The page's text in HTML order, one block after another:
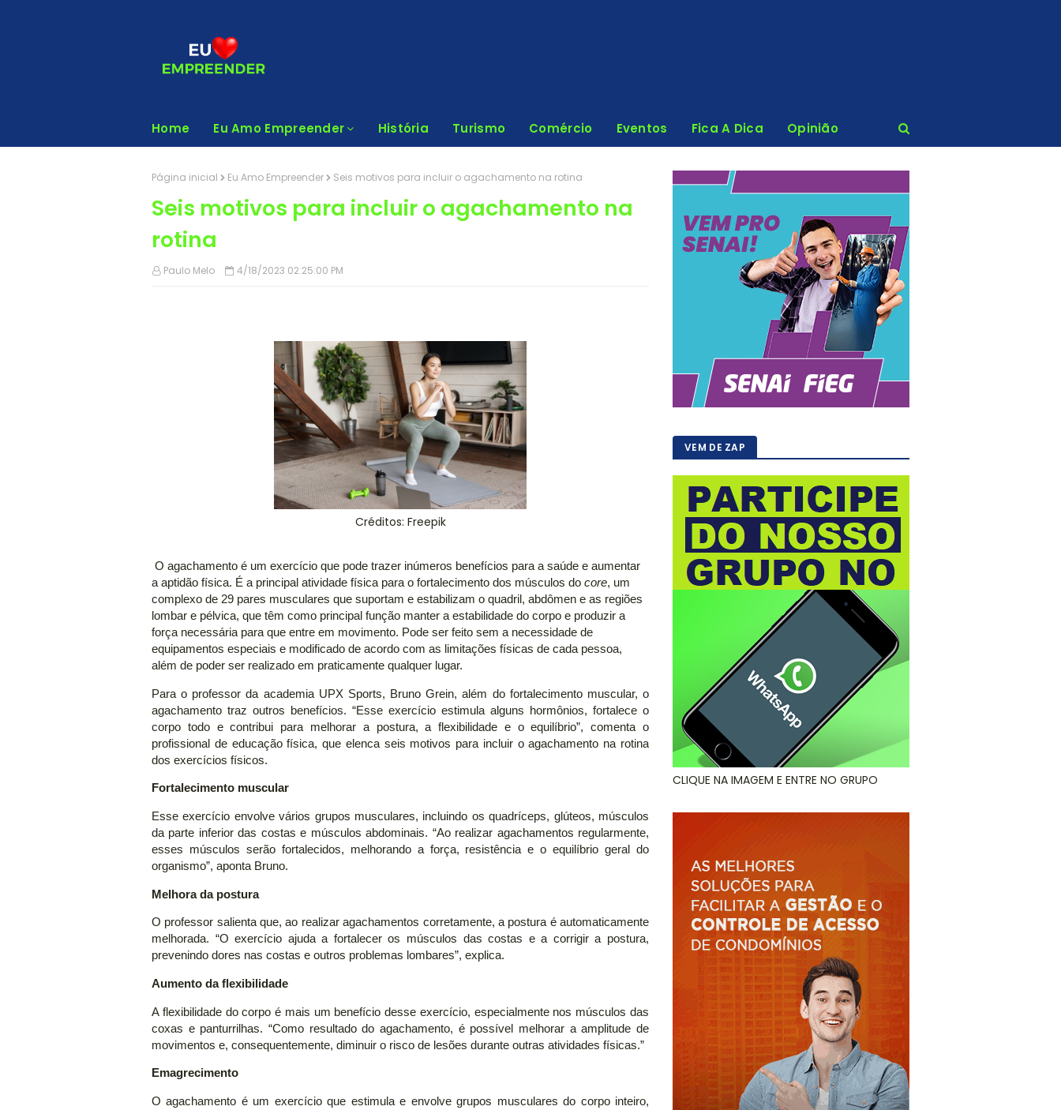
Home Eu Amo Empreender História Turismo Comércio Eventos Fica A Dica Opinião
Página inicial Eu Amo Empreender Seis motivos para incluir o agachamento na rotina
Seis motivos para incluir o agachamento na
rotina
Paulo Melo 4/18/2023 02:25:00 PM
Créditos: Freepik
O agachamento é um exercício que pode trazer inúmeros benefícios para a saúde e aumentar
a aptidão física. É a principal atividade física para o fortalecimento dos músculos do core, um
complexo de 29 pares musculares que suportam e estabilizam o quadril, abdômen e as regiões
lombar e pélvica, que têm como principal função manter a estabilidade do corpo e produzir a
força necessária para que entre em movimento. Pode ser feito sem a necessidade de
equipamentos especiais e modificado de acordo com as limitações físicas de cada pessoa,
além de poder ser realizado em praticamente qualquer lugar.
Para o professor da academia UPX Sports, Bruno Grein, além do fortalecimento muscular, o
agachamento traz outros benefícios. “Esse exercício estimula alguns hormônios, fortalece o
corpo todo e contribui para melhorar a postura, a flexibilidade e o equilíbrio”, comenta o
profissional de educação física, que elenca seis motivos para incluir o agachamento na rotina
dos exercícios físicos.
Fortalecimento muscular
Esse exercício envolve vários grupos musculares, incluindo os quadríceps, glúteos, músculos
da parte inferior das costas e músculos abdominais. “Ao realizar agachamentos regularmente,
esses músculos serão fortalecidos, melhorando a força, resistência e o equilíbrio geral do
organismo”, aponta Bruno.
Melhora da postura
O professor salienta que, ao realizar agachamentos corretamente, a postura é automaticamente
melhorada. “O exercício ajuda a fortalecer os músculos das costas e a corrigir a postura,
prevenindo dores nas costas e outros problemas lombares”, explica.
Aumento da flexibilidade
A flexibilidade do corpo é mais um benefício desse exercício, especialmente nos músculos das
coxas e panturrilhas. “Como resultado do agachamento, é possível melhorar a amplitude de
movimentos e, consequentemente, diminuir o risco de lesões durante outras atividades físicas.”
Emagrecimento
O agachamento é um exercício que estimula e envolve grupos musculares do corpo inteiro,
VEM DE ZAP
CLIQUE NA IMAGEM E ENTRE NO GRUPO